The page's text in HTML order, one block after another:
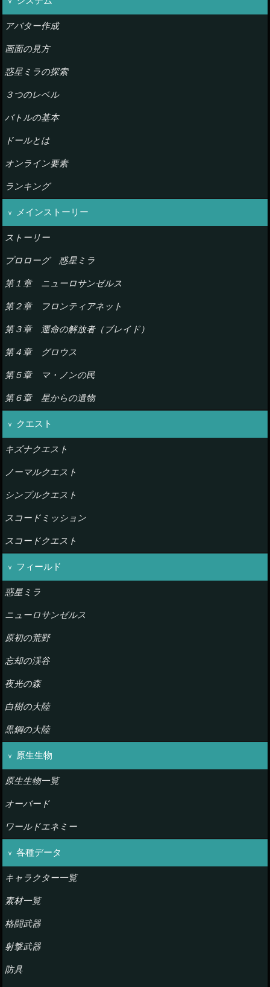
アバター作成
画面の見方
惑星ミラの探索
３つのレベル
バトルの基本
ドールとは
オンライン要素
ランキング
メインストーリー
ストーリー
プロローグ 惑星ミラ
第１章 ニューロサンゼルス
第２章 フロンティアネット
第３章 運命の解放者（ブレイド）
第４章 グロウス
第５章 マ・ノンの民
第６章 星からの遺物
クエスト
キズナクエスト
ノーマルクエスト
シンプルクエスト
スコードミッション
スコードクエスト
フィールド
惑星ミラ
ニューロサンゼルス
原初の荒野
忘却の渓谷
夜光の森
白樹の大陸
黒鋼の大陸
原生生物
原生生物一覧
オーバード
ワールドエネミー
各種データ
キャラクター一覧
素材一覧
格闘武器
射撃武器
防具